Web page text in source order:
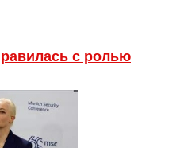
с ролью